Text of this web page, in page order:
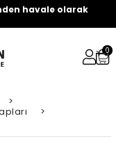
havale olarak
0
>
>